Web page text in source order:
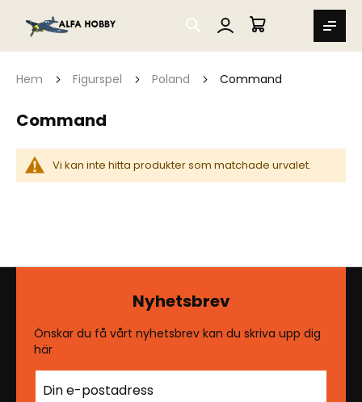
SEARCH
MIN VARUKORG
Hem Figurspel Poland Command
Command
Vi kan inte hitta produkter som matchade urvalet.
Nyhetsbrev
Önskar du få vårt nyhetsbrev kan du skriva upp dig
här